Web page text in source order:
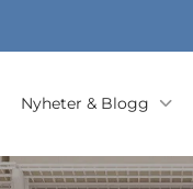
Nyheter & Blogg